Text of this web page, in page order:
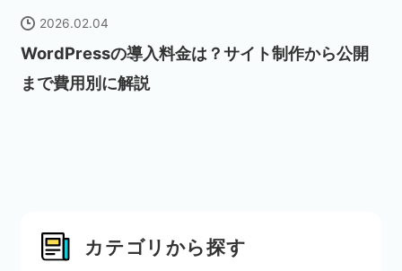
2026.02.04
WordPressの導入料金は？サイト制作から公開
まで費用別に解説
カテゴリから探す